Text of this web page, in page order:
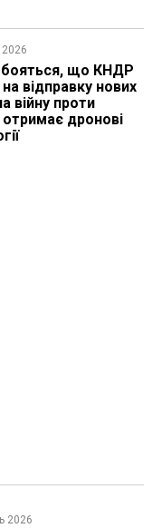
бояться, що КНДР
відправку нових
війну проти
отримає дронові
2026